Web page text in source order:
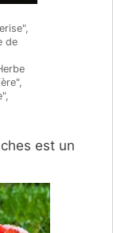
de
est un